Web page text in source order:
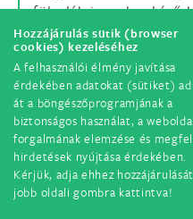
Hozzájárulás sütik (browser
cookies) kezeléséhez
A felhasználói élmény javítása
érdekében adatokat (sütiket)
át a böngészőprogramjának a
biztonságos használat, a weboldal
forgalmának elemzése és
hirdetések nyújtása érdekében.
Kérjük, adja ehhez
jobb oldali gombra kattintva!
föltalálni, csak a hívő
érzékletének
tünemények határát:
érzésen vagy
elhallgatja és el is
hívőre nézve biztos
valóság
egyáltalán nem
megkérdezzük, min